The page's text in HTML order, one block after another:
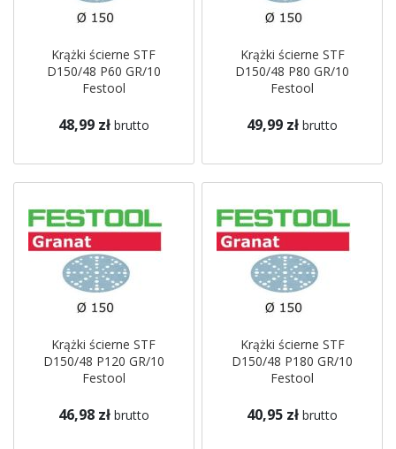
Krążki ścierne STF
D150/48 P60 GR/10
Festool
48,99 zł brutto
Krążki ścierne STF
D150/48 P80 GR/10
Festool
49,99 zł brutto
Krążki ścierne STF
D150/48 P120 GR/10
Festool
46,98 zł brutto
Krążki ścierne STF
D150/48 P180 GR/10
Festool
40,95 zł brutto